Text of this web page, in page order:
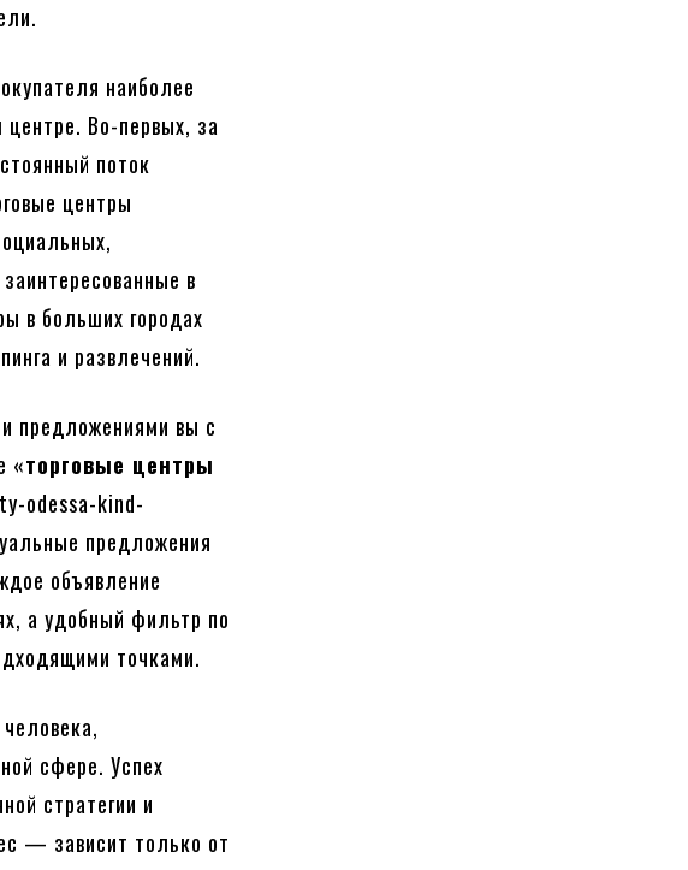
наиболее
Во-первых, за
поток
центры
в
в больших городах
и развлечений.
предложениями вы с
«торговые центры
odessa-kind-
предложения
объявление
а удобный фильтр по
точками.
сфере. Успех
стратегии и
— зависит только от